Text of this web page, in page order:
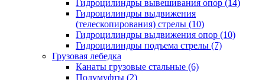
Гидроцилиндры вывешивания опор (14)
Гидроцилиндры выдвижения
(телескопирования) стрелы (10)
Гидроцилиндры выдвижения опор (10)
Гидроцилиндры подъема стрелы (7)
Грузовая лебедка
Канаты грузовые стальные (6)
Полумуфты (2)